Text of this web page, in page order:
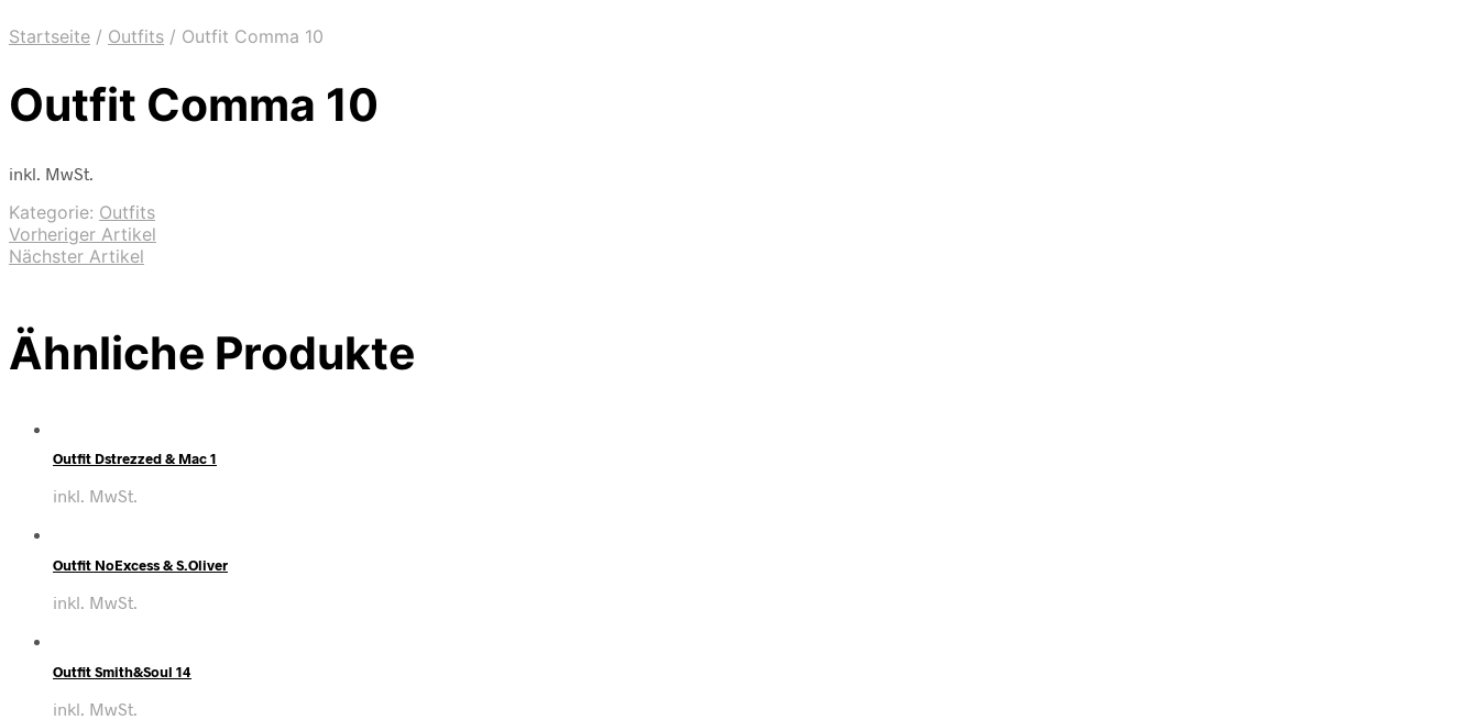
Startseite / Outfits / Outfit Comma 10
Outfit Comma 10
inkl. MwSt.
Kategorie: Outfits
Vorheriger Artikel
Nächster Artikel
Ähnliche Produkte
Outfit Dstrezzed & Mac 1
inkl. MwSt.
Outfit NoExcess & S.Oliver
inkl. MwSt.
Outfit Smith&Soul 14
inkl. MwSt.